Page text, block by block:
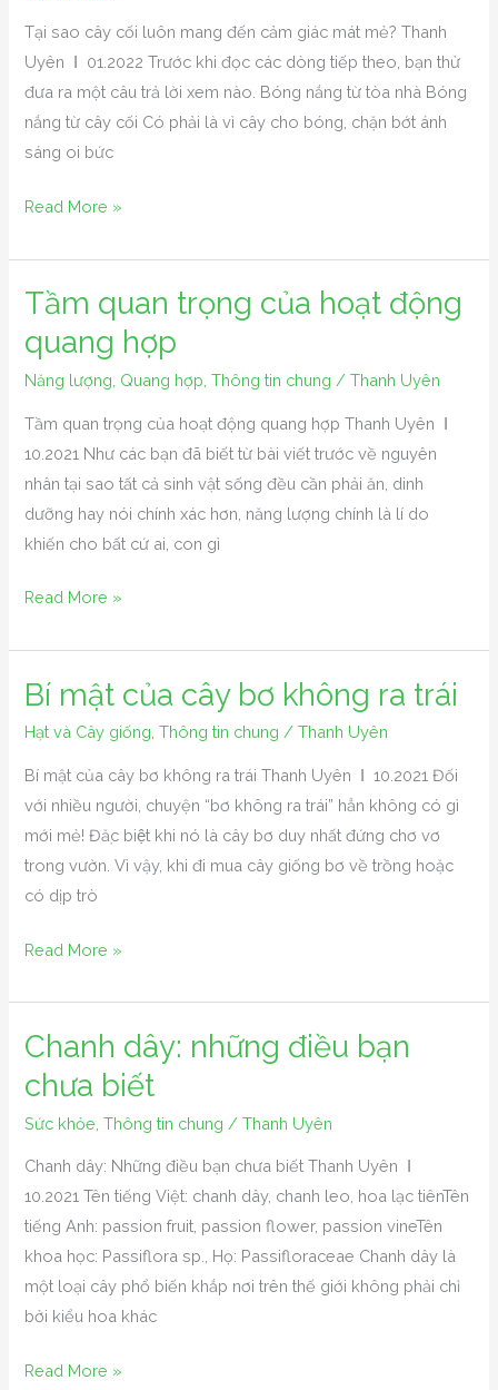
Tại sao cây cối luôn mang đến cảm giác mát mẻ? Thanh
Uyên Ι 01.2022 Trước khi đọc các dòng tiếp theo, bạn thử
đưa ra một câu trả lời xem nào. Bóng nắng từ tòa nhà Bóng
nắng từ cây cối Có phải là vì cây cho bóng, chặn bớt ánh
sáng oi bức
cảm
giác
mát
mẻ
Read More »
Tầm quan trọng của hoạt động
quang hợp
Năng lượng Quang hợp ,Thông tin chung /Thanh Uyên
Tầm quan trọng của hoạt động quang hợp Thanh Uyên Ι
10.2021 Như các bạn đã biết từ bài viết trước về nguyên
nhân tại sao tất cả sinh vật sống đều cần phải ăn, dinh
dưỡng hay nói chính xác hơn, năng lượng chính là lí do
khiến cho bất cứ ai, con gì
Tầm
trọng
của
hoạt
động
quang
hợp
Read More »
Bí mật của cây bơ không ra trái
Hạt và Cây giống ,Thông tin chung /Thanh Uyên
Bí mật của cây bơ không ra trái Thanh Uyên Ι 10.2021 Đối
với nhiều người, chuyện “bơ không ra trái” hẳn không có gì
mới mẻ! Đặc biệt khi nó là cây bơ duy nhất đứng chơ vơ
trong vườn. Vì vậy, khi đi mua cây giống bơ về trồng hoặc
có dịp trò
Bí
cây
bơ
không
ra
trái
Read More »
Chanh dây: những điều bạn
chưa biết
Sức khỏe ,Thông tin chung /Thanh Uyên
Chanh dây: Những điều bạn chưa biết Thanh Uyên Ι
10.2021 Tên tiếng Việt: chanh dây, chanh leo, hoa lạc tiênTên
tiếng Anh: passion fruit, passion flower, passion vineTên
khoa học: Passiflora sp., Họ: Passifloraceae Chanh dây là
một loại cây phổ biến khắp nơi trên thế giới không phải chỉ
bởi kiểu hoa khác
Chanh
dây:
những
điều
bạn
chưa
biết
Read More »